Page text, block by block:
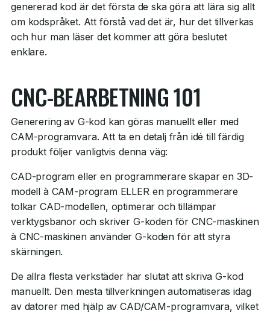
genererad kod är det första de ska göra att lära sig allt
om kodspråket. Att förstå vad det är, hur det tillverkas
och hur man läser det kommer att göra beslutet
enklare.
CNC-BEARBETNING 101
Generering av G-kod kan göras manuellt eller med
CAM-programvara. Att ta en detalj från idé till färdig
produkt följer vanligtvis denna väg:
CAD-program eller en programmerare skapar en 3D-
modell à CAM-program ELLER en programmerare
tolkar CAD-modellen, optimerar och tillämpar
verktygsbanor och skriver G-koden för CNC-maskinen
à CNC-maskinen använder G-koden för att styra
skärningen.
De allra flesta verkstäder har slutat att skriva G-kod
manuellt. Den mesta tillverkningen automatiseras idag
av datorer med hjälp av CAD/CAM-programvara, vilket